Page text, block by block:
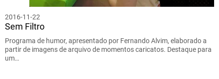
2016-11-22
Sem Filtro
Programa de humor, apresentado por Fernando Alvim, elaborado a
partir de imagens de arquivo de momentos caricatos. Destaque para
um…